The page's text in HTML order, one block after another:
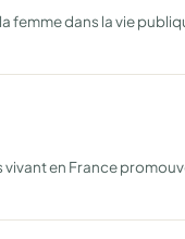
dans la vie
en France